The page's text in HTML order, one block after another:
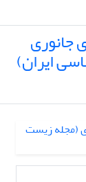
جانوری
ایران)